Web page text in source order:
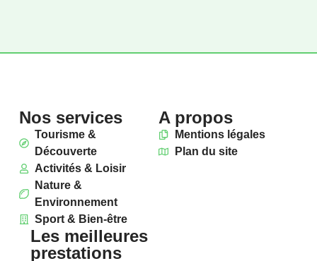
Nos services
Tourisme &
Découverte
Activités & Loisir
Nature &
Environnement
Sport & Bien-être
A propos
Mentions légales
Plan du site
Les meilleures
prestations